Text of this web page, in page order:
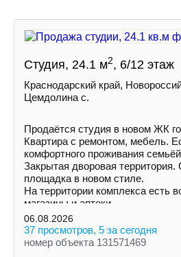
Студия, 24.1 м2, 6/12 этаж
Краснодарский край,
Цемдолина с.
Продаётся студия в новом ЖК
Квартира с ремонтом, мебель.
комфортного проживания
Закрытая дворовая территория.
площадка в новом стиле.
На территории комплекса есть
магазины и аптеки.
06.08.2026
37 просмотров, 5 за сегодня
номер объекта 131571469